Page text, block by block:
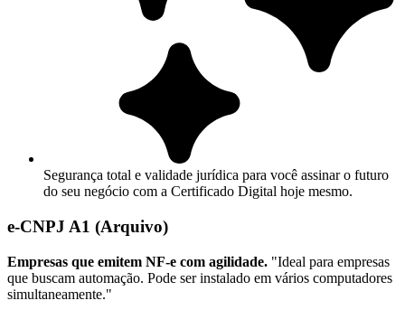
Segurança total e validade jurídica para você assinar o futuro
do seu negócio com a Certificado Digital hoje mesmo.
e-CNPJ A1 (Arquivo)
Empresas que emitem NF-e com agilidade. "Ideal para empresas
que buscam automação. Pode ser instalado em vários computadores
simultaneamente."